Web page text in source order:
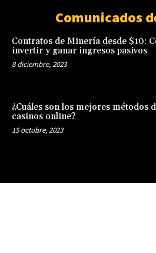
Comunicados
Contratos de Minería desde $10:
invertir y ganar ingresos pasivos
8 diciembre, 2023
¿Cuáles son los mejores métodos
casinos online?
15 octubre, 2023